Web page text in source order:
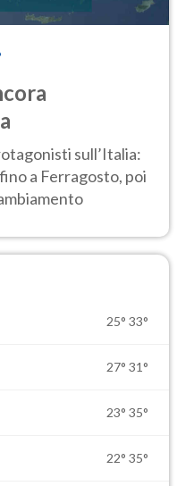
sull’Italia:
a Ferragosto, poi
25° 33°
27° 31°
23° 35°
22° 35°